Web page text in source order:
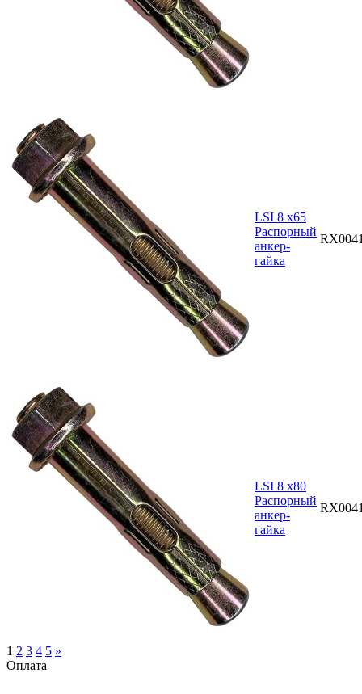
LSI 8 х65
Распорный
анкер-
гайка
LSI 8 х80
Распорный
анкер-
гайка
1 2 3 4 5 »
Оплата